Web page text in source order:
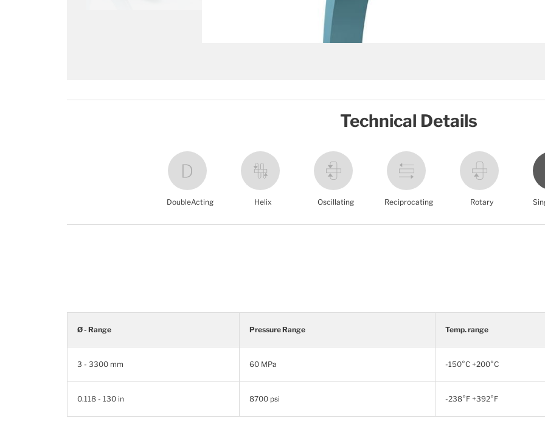
Technical Details
DoubleActing Helix Oscillating Reciprocating Rotary
Ø - Range Pressure Range Temp. range
3 - 3300 mm 60 MPa -150°C +200°C
0.118 - 130 in 8700 psi -238°F +392°F